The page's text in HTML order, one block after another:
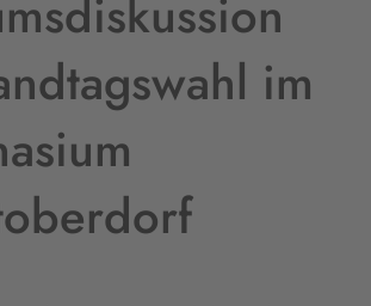
im